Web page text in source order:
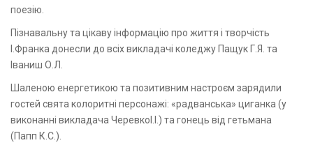
поезію.
Пізнавальну та цікаву інформацію про життя і творчість
І.Франка донесли до всіх викладачі коледжу Пащук Г.Я. та
Іваниш О.Л.
Шаленою енергетикою та позитивним настроєм зарядили
гостей свята колоритні персонажі: «радванська» циганка (у
виконанні викладача ЧеревкоІ.І.) та гонець від гетьмана
(Папп К.С.).